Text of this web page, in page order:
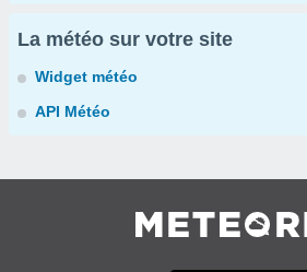
La météo sur votre site
Widget météo
API Météo